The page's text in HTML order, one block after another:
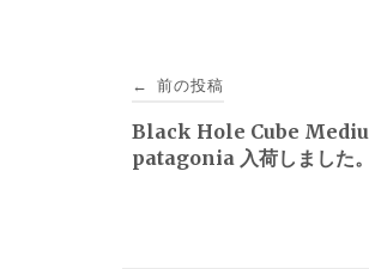
稿
ナ
← 前の投稿
Black Hole Cube
patagonia 入荷しました。